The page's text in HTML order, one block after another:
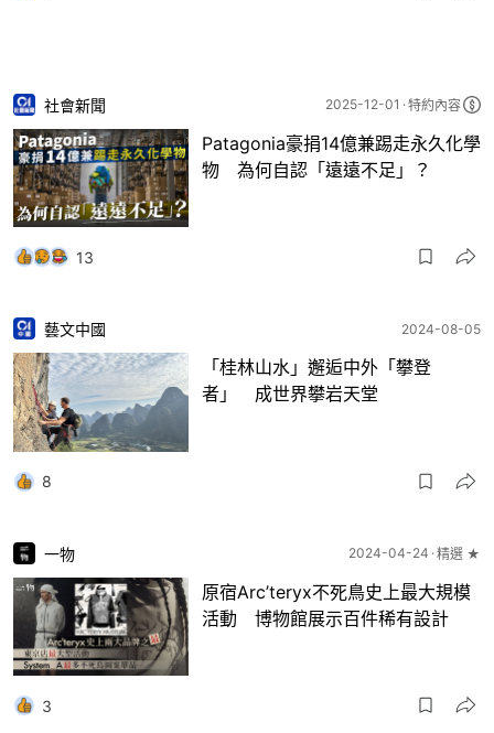
社會新聞 2025-12-01 特約內容
Patagonia豪捐14億兼踢走永久化學
物 為何自認「遠遠不足」？
13
藝文中國 2024-08-05
「桂林山水」邂逅中外「攀登
者」 成世界攀岩天堂
8
一物 2024-04-24 精選 ★
原宿Arc’teryx不死鳥史上最大規模
活動 博物館展示百件稀有設計
3